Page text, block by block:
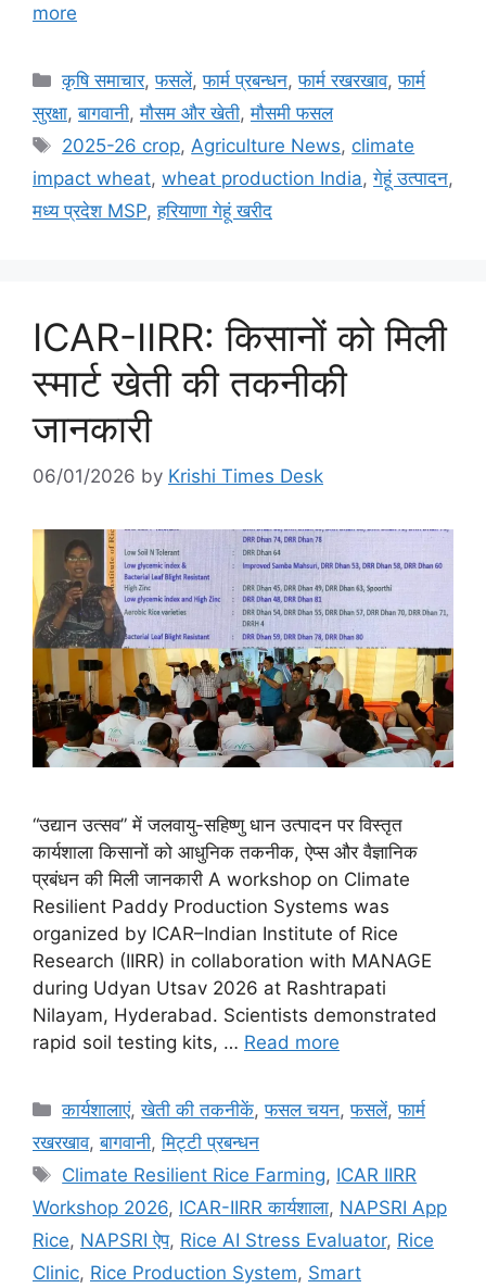
more
कृषि समाचार,फसलें,फार्म प्रबन्धन,फार्म रखरखाव,फार्म
सुरक्षा,बागवानी,मौसम और खेती,मौसमी फसल
2025-26 crop, Agriculture News, climate
impact wheat, wheat production India,गेहूं उत्पादन,
मध्य प्रदेश MSP,हरियाणा गेहूं खरीद
ICAR-IIRR: किसानों को मिली
स्मार्ट खेती की तकनीकी
जानकारी
06/01/2026 by Krishi Times Desk
“उद्यान उत्सव” में जलवायु-सहिष्णु धान उत्पादन पर विस्तृत
कार्यशाला किसानों को आधुनिक तकनीक, ऐप्स और वैज्ञानिक
प्रबंधन की मिली जानकारी A workshop on Climate
Resilient Paddy Production Systems was
organized by ICAR–Indian Institute of Rice
Research (IIRR) in collaboration with MANAGE
during Udyan Utsav 2026 at Rashtrapati
Nilayam, Hyderabad. Scientists demonstrated
rapid soil testing kits, … Read more
कार्यशालाएं,खेती की तकनीकें,फसल चयन,फसलें,फार्म
रखरखाव,बागवानी,मि‌ट्टी प्रबन्धन
Climate Resilient Rice Farming, ICAR IIRR
Workshop 2026, ICAR-IIRR कार्यशाला, NAPSRI App
Rice, NAPSRI ऐप, Rice AI Stress Evaluator, Rice
Clinic, Rice Production System, Smart